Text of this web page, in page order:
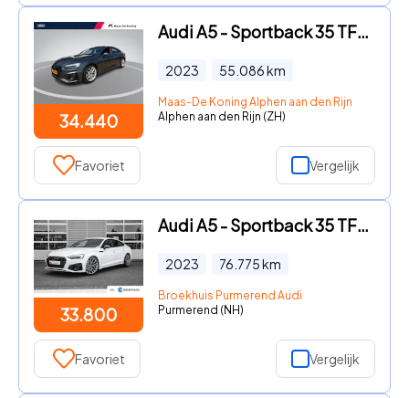
34.440
Audi A5 - Sportback 35 TFSI 150PK S edition · Apple/Android Car Play ·
2023 55.086km
Maas-De Koning Alphen aan den Rijn
Alphen aan den Rijn (ZH)
Favoriet Vergelijk
33.800
Audi A5 - Sportback 35 TFSI S edition
2023 76.775km
Broekhuis Purmerend Audi
Purmerend (NH)
Favoriet Vergelijk